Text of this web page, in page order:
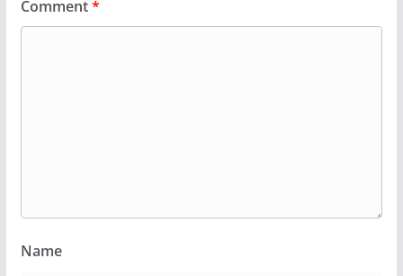
Comment*
Name